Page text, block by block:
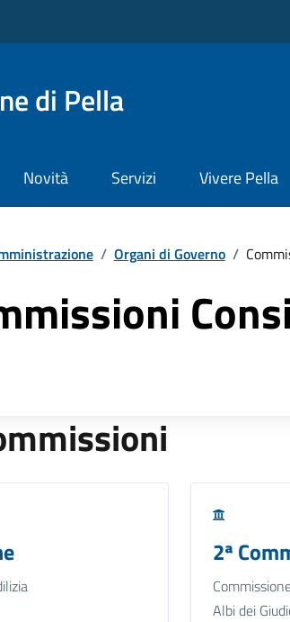
di Pella
Novità Servizi Vivere Pella
/ Organi di Governo /
2ª
Albi dei